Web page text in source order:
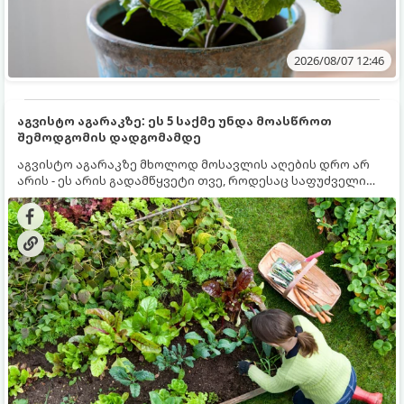
2026/08/07 12:46
აგვისტო აგარაკზე: ეს 5 საქმე უნდა მოასწროთ
შემოდგომის დადგომამდე
აგვისტო აგარაკზე მხოლოდ მოსავლის აღების დრო არ
არის - ეს არის გადამწყვეტი თვე, როდესაც საფუძველი
ეყრება მომავალი წლის მოსავალს და ბაღი მზადდება
შემოდგომა-ზამთრის სეზონისთვის. იმისათვის, რომ
ნიადაგმა ენერგია აღიდგინოს, ხოლო მცენარეებმა
ზამთარს გაუძლონ, აგვისტოს ბოლომდე 5
მნიშვნელოვანი საქმის გაკეთება უნდა მოასწროთ: